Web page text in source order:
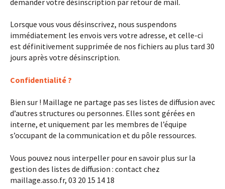
Lorsque vous vous désinscrivez, nous suspendons
immédiatement les envois vers votre adresse, et celle-ci
est définitivement supprimée de nos fichiers au plus tard 30
jours après votre désinscription.
Confidentialité ?
Bien sur ! Maillage ne partage pas ses listes de diffusion avec
d’autres structures ou personnes. Elles sont gérées en
interne, et uniquement par les membres de l’équipe
s’occupant de la communication et du pôle ressources.
Vous pouvez nous interpeller pour en savoir plus sur la
gestion des listes de diffusion : contact chez
maillage.asso.fr, 03 20 15 14 18